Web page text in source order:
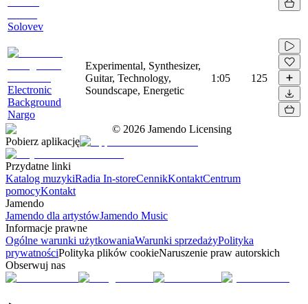
Solovev
Electronic
Background
Nargo
Experimental, Synthesizer,
Guitar, Technology,
Soundscape, Energetic
1:05 125
© 2026 Jamendo Licensing
Pobierz aplikację
Przydatne linki
Katalog muzykiRadia In-storeCennikKontaktCentrum
pomocyKontakt
Jamendo
Jamendo dla artystówJamendo Music
Informacje prawne
Ogólne warunki użytkowaniaWarunki sprzedażyPolityka
prywatnościPolityka plików cookieNaruszenie praw autorskich
Obserwuj nas